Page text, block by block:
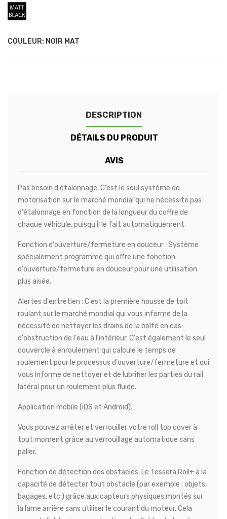
COULEUR: NOIR MAT
DESCRIPTION
DÉTAILS DU PRODUIT
AVIS
Pas besoin d'étalonnage. C'est le seul système de
motorisation sur le marché mondial qui ne nécessite pas
d'étalonnage en fonction de la longueur du coffre de
chaque véhicule, puisqu'il le fait automatiquement.
Fonction d'ouverture/fermeture en douceur : Système
spécialement programmé qui offre une fonction
d'ouverture/fermeture en douceur pour une utilisation
plus aisée.
Alertes d'entretien : C'est la première housse de toit
roulant sur le marché mondial qui vous informe de la
nécessité de nettoyer les drains de la boîte en cas
d'obstruction de l'eau à l'intérieur. C'est également le seul
couvercle à enroulement qui calcule le temps de
roulement pour le processus d'ouverture/fermeture et qui
vous informe de nettoyer et de lubrifier les parties du rail
latéral pour un roulement plus fluide.
Application mobile (iOS et Android).
Vous pouvez arrêter et verrouiller votre roll top cover à
tout moment grâce au verrouillage automatique sans
palier.
Fonction de détection des obstacles. Le Tessera Roll+ a la
capacité de détecter tout obstacle (par exemple : objets,
bagages, etc.) grâce aux capteurs physiques montés sur
la lame arrière sans utiliser le courant du moteur. Cela